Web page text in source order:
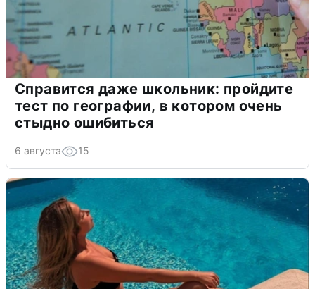
Справится даже школьник: пройдите
тест по географии, в котором очень
стыдно ошибиться
6 августа 15